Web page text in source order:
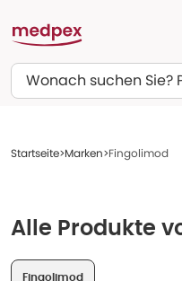
Suchen
Startseite Marken Fingolimod
Alle Produkte
Fingolimod